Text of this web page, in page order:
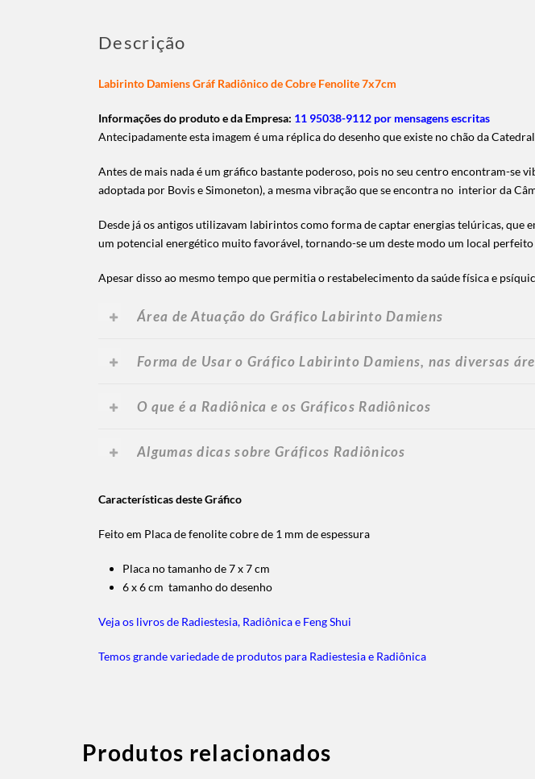
Descrição
Labirinto Damiens Gráf Radiônico de Cobre Fenolite 7x7cm
Informações do produto e da Empresa: 11 95038-9112 por mensagens escritas
Antecipadamente esta imagem é uma réplica do desenho que existe no chão da
Antes de mais nada é um gráfico bastante poderoso, pois no seu centro encontram-se
adoptada por Bovis e Simoneton), a mesma vibração que se encontra no interior da
Desde já os antigos utilizavam labirintos como forma de captar energias telúricas,
um potencial energético muito favorável, tornando-se um deste modo um local
Apesar disso ao mesmo tempo que permitia o restabelecimento da saúde física e
Área de Atuação do Gráfico Labirinto Damiens
Forma de Usar o Gráfico Labirinto Damiens, nas diversas
O que é a Radiônica e os Gráficos Radiônicos
Algumas dicas sobre Gráficos Radiônicos
Características deste Gráfico
Feito em Placa de fenolite cobre de 1 mm de espessura
Placa no tamanho de 7 x 7 cm
6 x 6 cm tamanho do desenho
Veja os livros de Radiestesia, Radiônica e Feng Shui
Temos grande variedade de produtos para Radiestesia e Radiônica
Produtos relacionados